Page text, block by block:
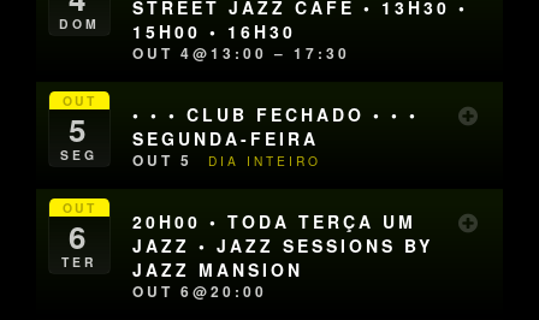
DOM
STREET JAZZ CAFÉ • 13H30 •
15H00 • 16H30
OUT 4@13:00 – 17:30
OUT
5
SEG
• • • CLUB FECHADO • • •
SEGUNDA-FEIRA
OUT 5 DIA INTEIRO
OUT
6
TER
20H00 • TODA TERÇA UM
JAZZ • JAZZ SESSIONS BY
JAZZ MANSION
OUT 6@20:00